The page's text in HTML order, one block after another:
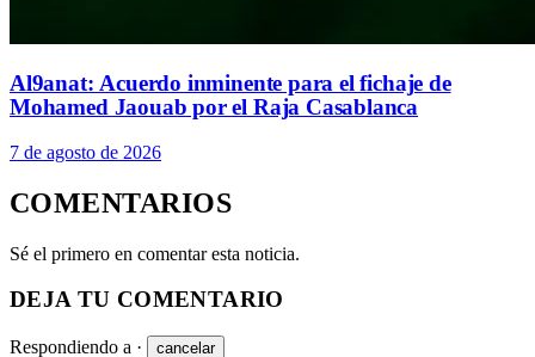
Al9anat: Acuerdo inminente para el fichaje de
Mohamed Jaouab por el Raja Casablanca
7 de agosto de 2026
COMENTARIOS
Sé el primero en comentar esta noticia.
DEJA TU COMENTARIO
Respondiendo a · cancelar